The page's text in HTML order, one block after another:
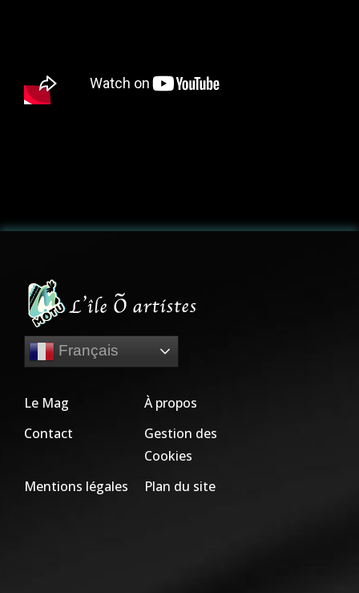
Français
Le Mag
À propos
Contact
Gestion des
Cookies
Mentions légales
Plan du site